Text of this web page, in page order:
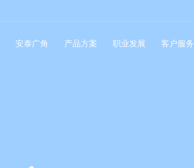
安泰广角 产品方案 职业发展 客户服务